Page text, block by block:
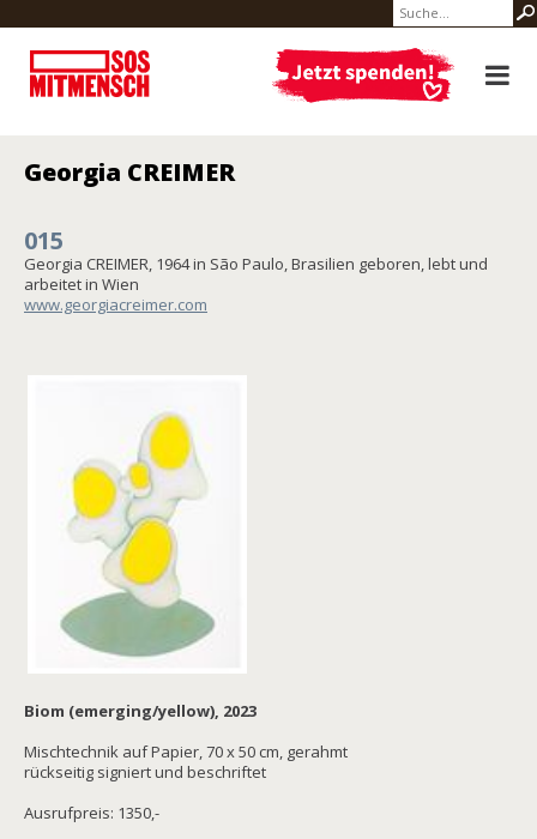
Georgia CREIMER
015
Georgia CREIMER, 1964 in São Paulo, Brasilien geboren, lebt und
arbeitet in Wien
www.georgiacreimer.com
Biom (emerging/yellow), 2023
Mischtechnik auf Papier, 70 x 50 cm, gerahmt
rückseitig signiert und beschriftet
Ausrufpreis: 1350,-